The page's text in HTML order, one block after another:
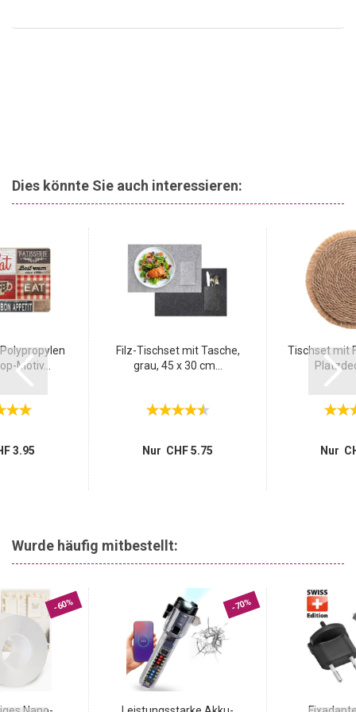
Dies könnte Sie auch interessieren:
Motiv...
3.95
Filz-Tischset mit Tasche,
grau, 45 x 30 cm...
Nur CHF 5.75
Tischset mit
Nur
Wurde häufig mitbestellt:
-60% -70%